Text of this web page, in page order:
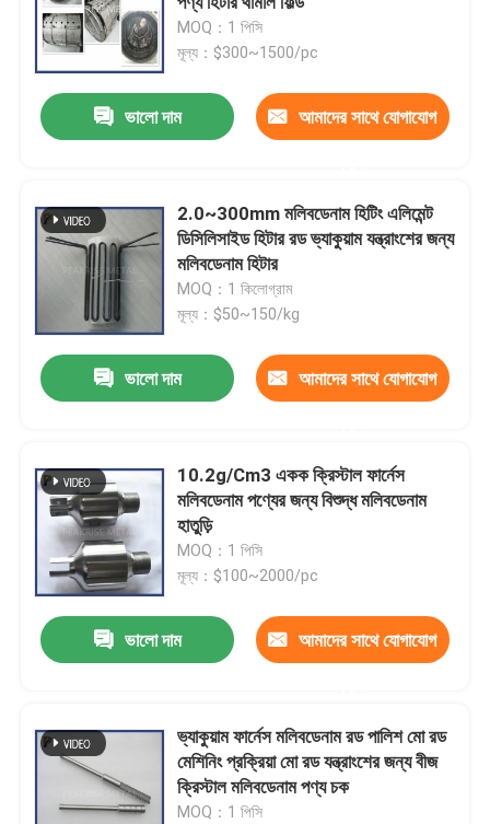
MOQ：1 পিসি
মূল্য：$300~1500/pc
ভালো দাম আমাদের সাথে যোগাযোগ
2.0~300mm মলিবডেনাম হিটিং এলিমেন্ট
ডিসিলিসাইড হিটার রড ভ্যাকুয়াম যন্ত্রাংশের জন্য
মলিবডেনাম হিটার
MOQ：1 কিলোগ্রাম
মূল্য：$50~150/kg
ভালো দাম আমাদের সাথে যোগাযোগ
10.2g/Cm3 একক ক্রিস্টাল ফার্নেস
মলিবডেনাম পণ্যের জন্য বিশুদ্ধ মলিবডেনাম
হাতুড়ি
MOQ：1 পিসি
মূল্য：$100~2000/pc
ভালো দাম আমাদের সাথে যোগাযোগ
ভ্যাকুয়াম ফার্নেস মলিবডেনাম রড পালিশ মো রড
মেশিনিং প্রক্রিয়া মো রড যন্ত্রাংশের জন্য বীজ
ক্রিস্টাল মলিবডেনাম পণ্য চক
MOQ：1 পিসি